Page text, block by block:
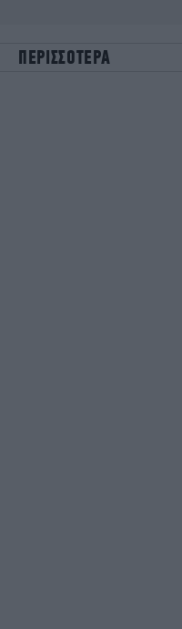
ΠΕΡΙΣΣΟΤΕΡΑ